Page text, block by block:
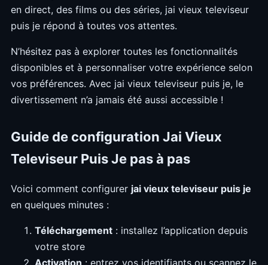
en direct, des films ou des séries, jai vieux televiseur
puis je répond à toutes vos attentes.
N’hésitez pas à explorer toutes les fonctionnalités
disponibles et à personnaliser votre expérience selon
vos préférences. Avec jai vieux televiseur puis je, le
divertissement n’a jamais été aussi accessible !
Guide de configuration Jai Vieux
Televiseur Puis Je pas à pas
Voici comment configurer jai vieux televiseur puis je
en quelques minutes :
Téléchargement : installez l’application depuis
votre store
Activation : entrez vos identifiants ou scannez le